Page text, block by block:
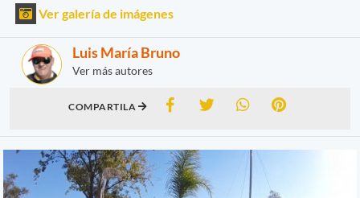
Ver galería de imágenes
Luis María Bruno
Ver más autores
COMPARTILA